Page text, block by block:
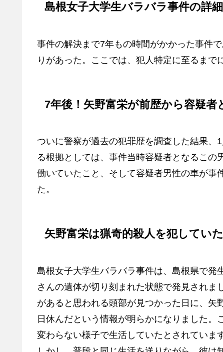
島根女子大学生バラバラ事件の詳
事件の解決まで7年もの時間がかかった事件
りがあった。ここでは、犯人特定に至るまで
7年後！矢野富栄が前歴から容疑者
ついに警察が過去の犯罪歴を調査した結果、
る根拠としては、事件当時容疑者となるこ
働いていたこと、そして容疑者男性の車が事
た。
矢野富栄は猟奇的殺人を犯していた
島根女子大学生バラバラ事件は、島根県で発
さんの遺体が切り刻まれた状態で発見されま
があると思われる頭部が見つかった日に、
日休んだという情報が明らかになりました。
変わらない様子で生活していたとされています